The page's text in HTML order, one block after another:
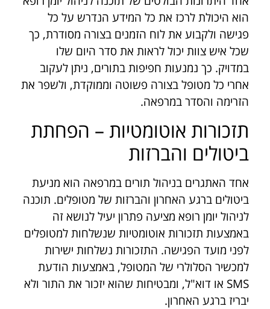
הוא היכולת לרכז את כל המידע הנדרש על כל
פגישה ולקבוע את לוח הזמנים בצורה מסודרת, כך
שכל איש צוות יכול לראות את סדר היום שלו
במדויק. כך נמנעות חפיפות בתורים, ניתן לעקוב
אחרי כל מטופל בצורה פשוטה וממוקדת, ולשפר את
הזרימה והסדר במרפאה.
תזכורות אוטומטיות – הפחתת
ביטולים והברזות
אחד האתגרים בניהול תורים במרפאה הוא מניעת
ביטולים ברגע האחרון והברזות של מטופלים. תוכנה
לניהול יומן רופא מציעה פתרון יעיל לנושא זה
באמצעות תזכורות אוטומטיות שנשלחות למטופלים
לפני מועד הפגישה. התזכורות נשלחות ישירות
למכשיר הסלולרי של המטופל, באמצעות הודעת
SMS או דוא"ל, ומבטיחות שהוא יזכור את התור ולא
יבריז ברגע האחרון.